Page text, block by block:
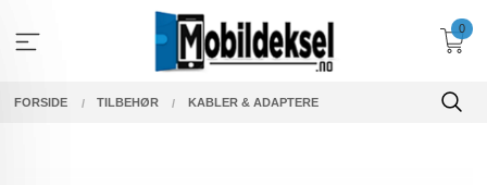
innholdet
0
FORSIDE TILBEHØR KABLER & ADAPTERE